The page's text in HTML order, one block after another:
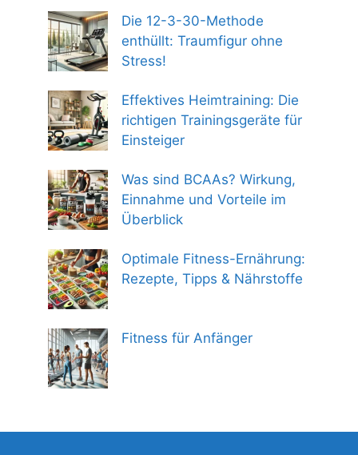
Die 12-3-30-Methode
enthüllt: Traumfigur ohne
Stress!
Effektives Heimtraining: Die
richtigen Trainingsgeräte für
Einsteiger
Was sind BCAAs? Wirkung,
Einnahme und Vorteile im
Überblick
Optimale Fitness-Ernährung:
Rezepte, Tipps & Nährstoffe
Fitness für Anfänger